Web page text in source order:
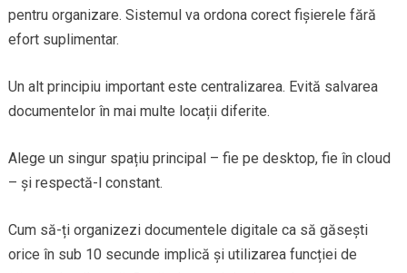
pentru organizare. Sistemul va ordona corect fișierele fără
efort suplimentar.
Un alt principiu important este centralizarea. Evită salvarea
documentelor în mai multe locații diferite.
Alege un singur spațiu principal – fie pe desktop, fie în cloud
– și respectă-l constant.
Cum să-ți organizezi documentele digitale ca să găsești
orice în sub 10 secunde implică și utilizarea funcției de